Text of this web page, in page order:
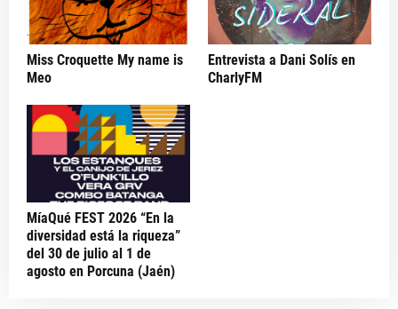
Miss Croquette My name is
Meo
Entrevista a Dani Solís en
CharlyFM
MíaQué FEST 2026 “En la
diversidad está la riqueza”
del 30 de julio al 1 de
agosto en Porcuna (Jaén)